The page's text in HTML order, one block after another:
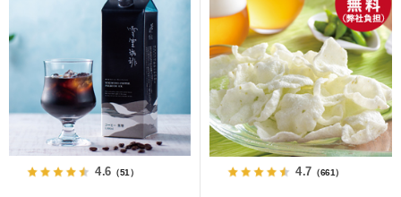
4.6（51） 4.7 （661）